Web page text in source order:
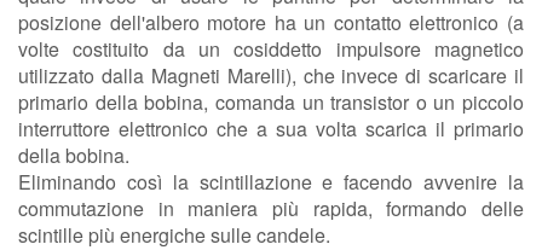
posizione dell'albero motore ha un contatto elettronico (a
volte costituito da un cosiddetto impulsore magnetico
utilizzato dalla Magneti Marelli), che invece di scaricare il
primario della bobina, comanda un transistor o un piccolo
interruttore elettronico che a sua volta scarica il primario
della bobina.
Eliminando così la scintillazione e facendo avvenire la
commutazione in maniera più rapida, formando delle
scintille più energiche sulle candele.